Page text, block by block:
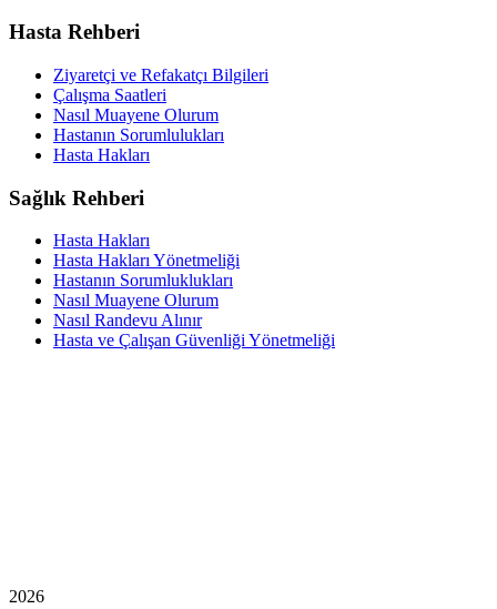
Hasta Rehberi
Ziyaretçi ve Refakatçı Bilgileri
Çalışma Saatleri
Nasıl Muayene Olurum
Hastanın Sorumlulukları
Hasta Hakları
Sağlık Rehberi
Hasta Hakları
Hasta Hakları Yönetmeliği
Hastanın Sorumluklukları
Nasıl Muayene Olurum
Nasıl Randevu Alınır
Hasta ve Çalışan Güvenliği Yönetmeliği
2026